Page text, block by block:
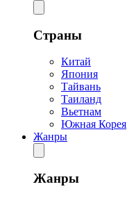
Страны
Китай
Япония
Тайвань
Таиланд
Вьетнам
Южная Корея
Жанры
Жанры